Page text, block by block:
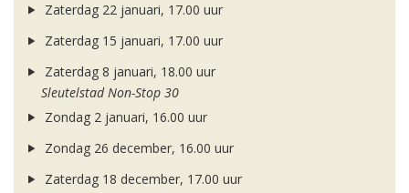
Zaterdag 22 januari, 17.00 uur
Zaterdag 15 januari, 17.00 uur
Zaterdag 8 januari, 18.00 uur
Sleutelstad Non-Stop 30
Zondag 2 januari, 16.00 uur
Zondag 26 december, 16.00 uur
Zaterdag 18 december, 17.00 uur